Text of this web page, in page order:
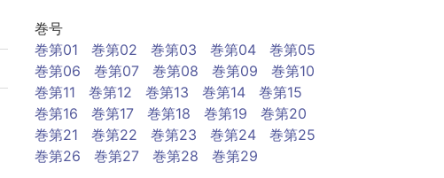
巻号
巻第01
巻第02 巻第03 巻第04
巻第05
巻第06
巻第07 巻第08 巻第09
巻第10
巻第11
巻第12 巻第13 巻第14
巻第15
巻第16
巻第17 巻第18 巻第19
巻第20
巻第21
巻第22 巻第23 巻第24
巻第25
巻第26
巻第27 巻第28 巻第29